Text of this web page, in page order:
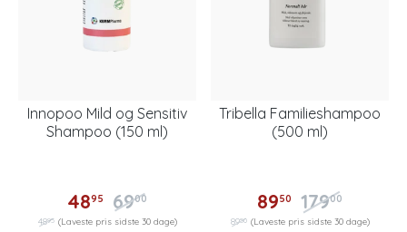
Innopoo Mild og Sensitiv
Shampoo (150 ml)
4895 6900
4895 (Laveste pris sidste 30 dage)
Tribella Familieshampoo
(500 ml)
8950 17900
8950 (Laveste pris sidste 30 dage)